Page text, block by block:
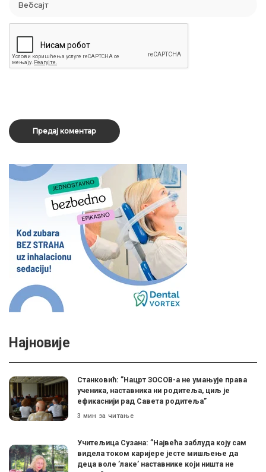
Најновије
Станковић: ”Нацрт ЗОСОВ-а не умањује права
ученика, наставника ни родитеља, циљ је
ефикаснији рад Савета родитеља”
3 мин за читање
Учитељица Сузана: ”Највећа заблуда коју сам
видела током каријере јесте мишљење да
деца воле ’лаке’ наставнике који ништа не